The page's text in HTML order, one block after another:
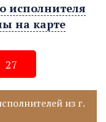
исполнителя
на карте
27
из г.